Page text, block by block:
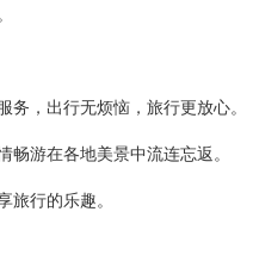
，出行无烦恼，旅行更放心。
游在各地美景中流连忘返。
行的乐趣。